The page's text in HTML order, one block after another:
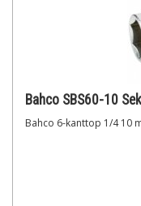
Bahco SBS60-10
Bahco 6-kanttop 1/4 10